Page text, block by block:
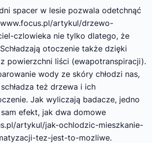
spacer w lesie pozwala odetchnąć
artykul/drzewo-
czlowieka nie tylko dlatego, że
otoczenie także dzięki
powierzchni liści (ewapotranspiracji).
wody ze skóry chłodzi nas,
też drzewa i ich
Jak wyliczają badacze, jedno
efekt, jak dwa domowe
artykul/jak-ochlodzic-mieszkanie-
tez-jest-to-mozliwe.